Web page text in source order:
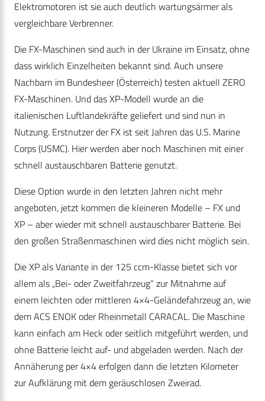
Elektromotoren ist sie auch deutlich wartungsärmer als
vergleichbare Verbrenner.
Die FX-Maschinen sind auch in der Ukraine im Einsatz, ohne
dass wirklich Einzelheiten bekannt sind. Auch unsere
Nachbarn im Bundesheer (Österreich) testen aktuell ZERO
FX-Maschinen. Und das XP-Modell wurde an die
italienischen Luftlandekräfte geliefert und sind nun in
Nutzung. Erstnutzer der FX ist seit Jahren das U.S. Marine
Corps (USMC). Hier werden aber noch Maschinen mit einer
schnell austauschbaren Batterie genutzt.
Diese Option wurde in den letzten Jahren nicht mehr
angeboten, jetzt kommen die kleineren Modelle – FX und
XP – aber wieder mit schnell austauschbarer Batterie. Bei
den großen Straßenmaschinen wird dies nicht möglich sein.
Die XP als Variante in der 125 ccm-Klasse bietet sich vor
allem als „Bei- oder Zweitfahrzeug“ zur Mitnahme auf
einem leichten oder mittleren 4×4-Geländefahrzeug an, wie
dem ACS ENOK oder Rheinmetall CARACAL. Die Maschine
kann einfach am Heck oder seitlich mitgeführt werden, und
ohne Batterie leicht auf- und abgeladen werden. Nach der
Annäherung per 4×4 erfolgen dann die letzten Kilometer
zur Aufklärung mit dem geräuschlosen Zweirad.